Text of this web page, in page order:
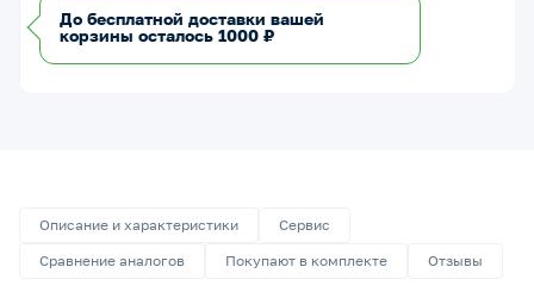
До бесплатной доставки вашей
корзины осталось 1000 ₽
Описание и характеристики
Сервис
Сравнение аналогов
Покупают в комплекте Отзывы